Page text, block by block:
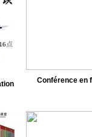
Conférence en